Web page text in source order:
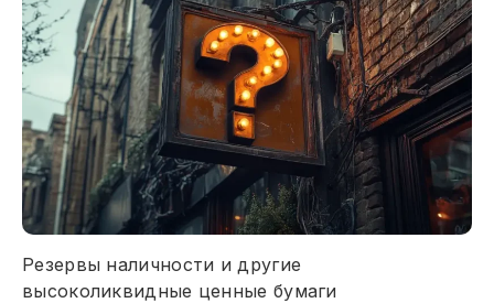
Резервы наличности и другие
высоколиквидные ценные бумаги